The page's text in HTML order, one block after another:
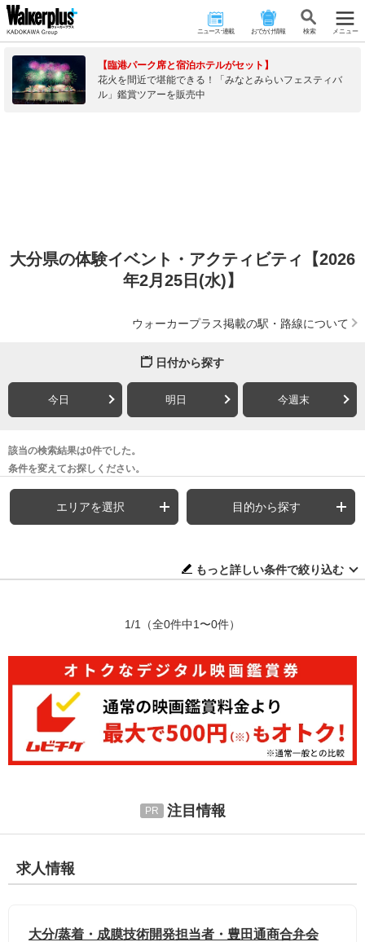
ニュース･連載 おでかけ情報 検 索 メニュー
【臨港パーク席と宿泊ホテルがセット】
花火を間近で堪能できる！「みなとみらいフェスティバ
ル」鑑賞ツアーを販売中
大分県の体験イベント・アクティビティ【2026
年2月25日(水)】
ウォーカープラス掲載の駅・路線について
日付から探す
今日 明日 今週末
該当の検索結果は0件でした。
条件を変えてお探しください。
エリアを選択 目的から探す
もっと詳しい条件で絞り込む
1/1 （全0件中1〜0件）
注目情報
求人情報
大分/蒸着・成膜技術開発担当者・豊田通商合弁会